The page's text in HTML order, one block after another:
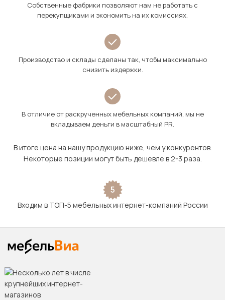
Собственные фабрики позволяют нам не работать с
перекупщиками и экономить на их комиссиях.
Производство и склады сделаны так, чтобы максимально
снизить издержки.
В отличие от раскрученных мебельных компаний, мы не
вкладываем деньги в масштабный PR.
В итоге цена на нашу продукцию ниже, чем у конкурентов.
Некоторые позиции могут быть дешевле в 2-3 раза.
5
Входим в ТОП-5 мебельных интернет-компаний России